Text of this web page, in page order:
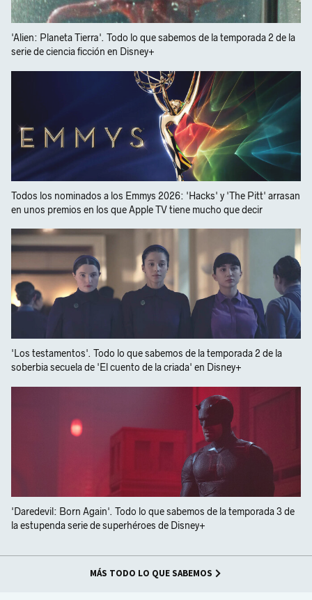
'Alien: Planeta Tierra'. Todo lo que sabemos de la temporada 2 de la
serie de ciencia ficción en Disney+
Todos los nominados a los Emmys 2026: 'Hacks' y 'The Pitt' arrasan
en unos premios en los que Apple TV tiene mucho que decir
'Los testamentos'. Todo lo que sabemos de la temporada 2 de la
soberbia secuela de 'El cuento de la criada' en Disney+
'Daredevil: Born Again'. Todo lo que sabemos de la temporada 3 de
la estupenda serie de superhéroes de Disney+
MÁS TODO LO QUE SABEMOS